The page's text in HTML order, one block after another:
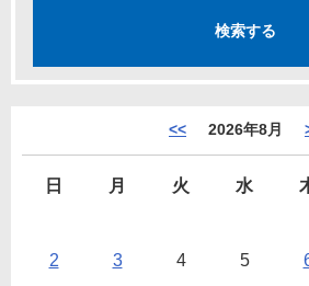
<< 2026年8月
日 月 火 水
2 3 4 5